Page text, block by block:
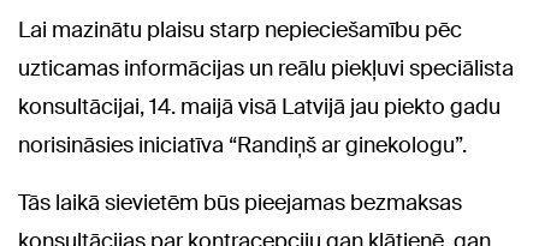
Lai mazinātu plaisu starp nepieciešamību pēc
uzticamas informācijas un reālu piekļuvi speciālista
konsultācijai, 14. maijā visā Latvijā jau piekto gadu
norisināsies iniciatīva “Randiņš ar ginekologu”.
Tās laikā sievietēm būs pieejamas bezmaksas